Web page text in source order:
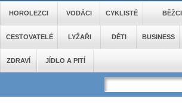
HOROLEZCI VODÁCI CYKLISTÉ BĚŽCI
CESTOVATELÉ LYŽAŘI DĚTI BUSINESS
ZDRAVÍ JÍDLO A PITÍ